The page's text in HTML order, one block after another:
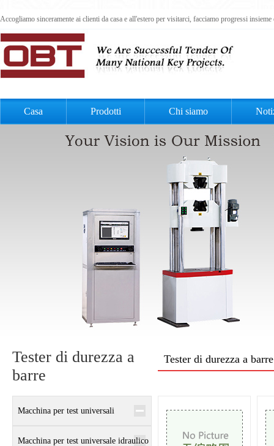
Accogliamo sinceramente ai clienti da casa e all'estero per visitarci, facciamo progressi
Casa Prodotti Chi siamo
Tester di durezza a
barre
Macchina per test universali
elettronici
Macchina per test universale idraulico
Tester di durezza a barre